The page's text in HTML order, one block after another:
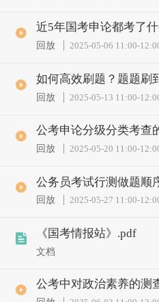
近5年国考申论都考了
回放 2025-05-06 11:00-
如何高效刷题？题题刷
回放 2025-05-13 11:00-
公考申论分级分类考查
回放 2025-05-20 11:00-
公务员考试行测做题顺
回放 2025-05-27 11:00-
《国考情报站》.pdf
文档
公考中对政治素养的测